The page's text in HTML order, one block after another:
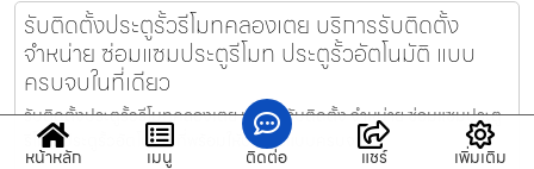
รับติดตั้งประตูรั้วรีโมทคลองเตย บริการรับติดตั้ง
จำหน่าย ซ่อมแซมประตูรีโมท ประตูรั้วอัตโนมัติ แบบ
ครบจบในที่เดียว
รับติดตั้งประตูรั้วรีโมทคลองเตย บริการรับติดตั้ง จำหน่าย ซ่อมแซมประตู
รีโมท ประตูรั้วอัตโนมัติ ที่พร้อมให้บริการแบบครบจบใ
หน้าหลัก เมนู ติดต่อ แชร์ เพิ่มเติม